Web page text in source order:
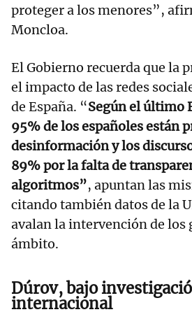
proteger a los menores”,
Moncloa.
El Gobierno recuerda que la
el impacto de las redes
de España. “Según el último
95% de los españoles están
desinformación y los
89% por la falta de
algoritmos”, apuntan las
citando también datos de la
avalan la intervención de los
ámbito.
Dúrov, bajo
internacional